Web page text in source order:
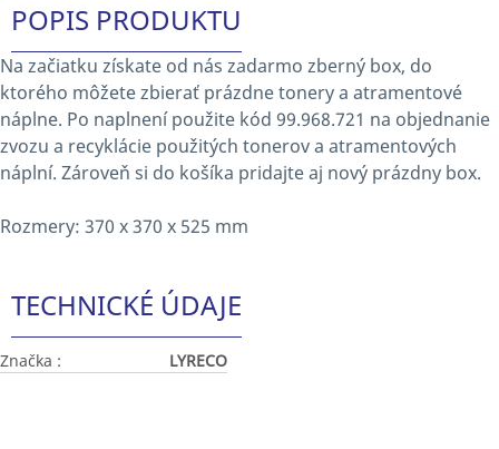
POPIS PRODUKTU
Na začiatku získate od nás zadarmo zberný box, do
ktorého môžete zbierať prázdne tonery a atramentové
náplne. Po naplnení použite kód 99.968.721 na objednanie
zvozu a recyklácie použitých tonerov a atramentových
náplní. Zároveň si do košíka pridajte aj nový prázdny box.
Rozmery: 370 x 370 x 525 mm
TECHNICKÉ ÚDAJE
Značka : LYRECO